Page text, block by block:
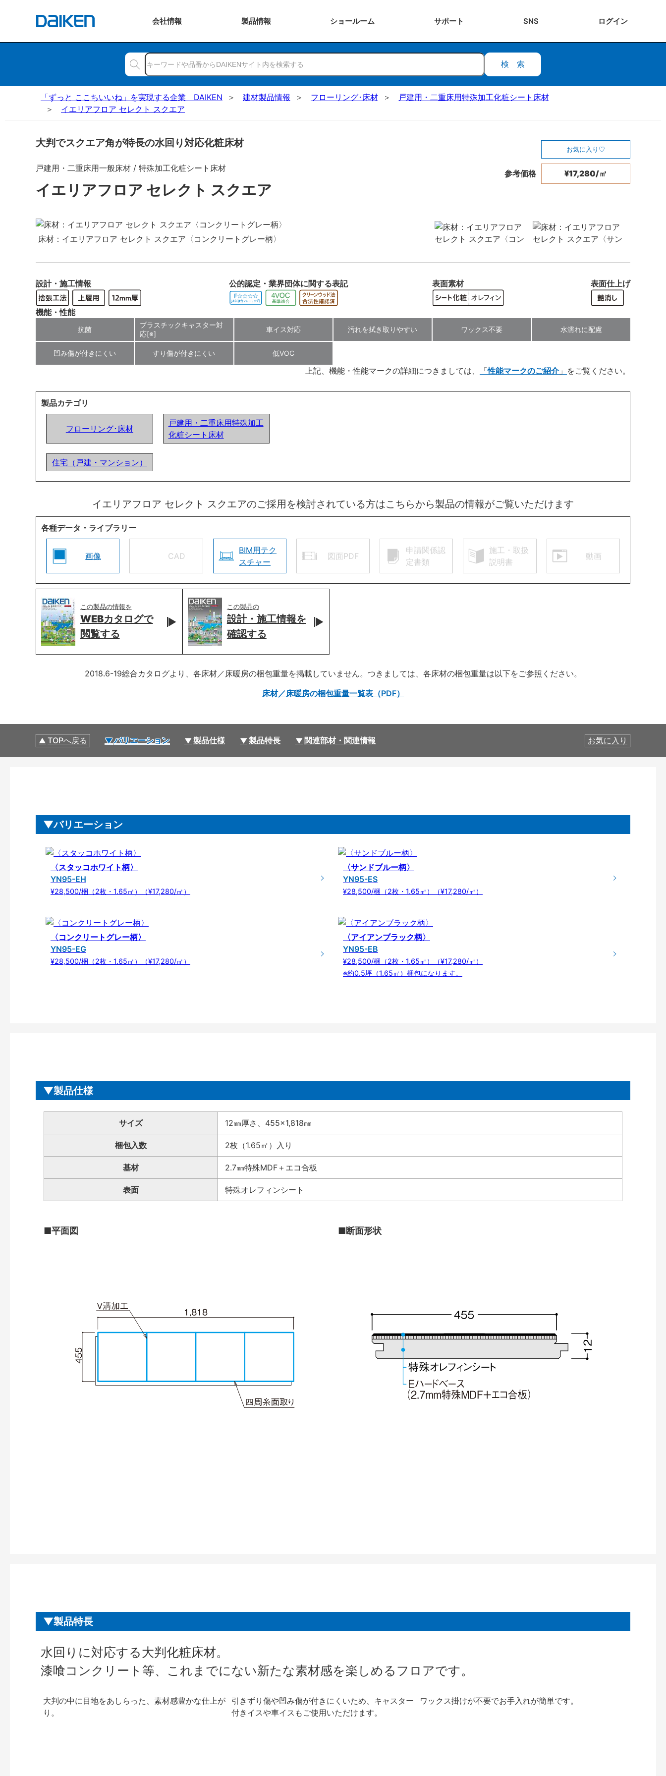
会社情報 製品情報 ショールーム サポート SNS ログイン
検索
「ずっと ここちいいね」を実現する企業 DAIKEN 建材製品情報 フローリング･床材
戸建用・二重床用特殊加工化粧シート床材
イエリアフロア セレクト スクエア
大判でスクエア角が特長の水回り対応化粧床材
戸建用・二重床用一般床材 / 特殊加工化粧シート床材
イエリアフロア セレクト スクエア
お気に入り
参考価格 ¥17,280/㎡
床材：イエリアフロア セレクト スクエア〈コンクリートグレー柄〉
設計・施工情報 公的認定・業界団体に関する表記 表面素材 表面仕上げ
機能・性能
抗菌
プラスチックキャスター対
応[※]
車イス対応 汚れを拭き取りやすい ワックス不要 水濡れに配慮
凹み傷が付きにくい すり傷が付きにくい 低VOC
上記、機能・性能マークの詳細につきましては、 性能マークのご紹介 をご覧ください。
製品カテゴリ
フローリング･床材
戸建用・二重床用特殊加工
化粧シート床材
住宅（戸建・マンション）
イエリアフロア セレクト スクエアのご採用を検討されている方はこちらから製品の情報がご覧いただけます
各種データ・ライブラリー
画像 CAD
BIM用テク
スチャー
図面PDF
申請関係認
定書類
施工・取扱
説明書
動画
この製品の情報を
WEBカタログで
閲覧する
この製品の
設計・施工情報を
確認する
2018.6-19総合カタログより、各床材／床暖房の梱包重量を掲載していません。つきましては、各床材の梱包重量は以下をご参照ください。
床材／床暖房の梱包重量一覧表（PDF）
TOPへ戻る バリエーション 製品仕様 製品特長 関連部材・関連情報 お気に入り
バリエーション
〈スタッコホワイト柄〉
YN95-EH
¥28,500/梱（2枚・1.65㎡）（¥17,280/㎡）
〈サンドブルー柄〉
YN95-ES
¥28,500/梱（2枚・1.65㎡）（¥17,280/㎡）
〈コンクリートグレー柄〉
YN95-EG
¥28,500/梱（2枚・1.65㎡）（¥17,280/㎡）
〈アイアンブラック柄〉
YN95-EB
¥28,500/梱（2枚・1.65㎡）（¥17,280/㎡）
※約0.5坪（1.65㎡）梱包になります。
製品仕様
サイズ 12㎜厚さ、455×1,818㎜
梱包入数 2枚（1.65㎡）入り
基材 2.7㎜特殊MDF＋エコ合板
表面 特殊オレフィンシート
■平面図 ■断面形状
製品特長
水回りに対応する大判化粧床材。
漆喰コンクリート等、これまでにない新たな素材感を楽しめるフロアです。
大判の中に目地をあしらった、素材感豊かな仕上が
り。
引きずり傷や凹み傷が付きにくいため、キャスター
付きイスや車イスもご使用いただけます。
ワックス掛けが不要でお手入れが簡単です。